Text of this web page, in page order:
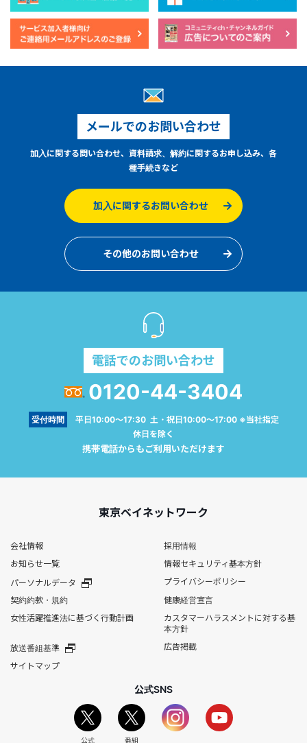
メールでのお問い合わせ
加入に関する問い合わせ、資料請求、解約に関するお申し込み、各
種手続きなど
加入に関するお問い合わせ
その他のお問い合わせ
電話でのお問い合わせ
0120-44-3404
受付時間
平日10:00～17:30 土・祝日10:00～17:00 ※当社指定
休日を除く
携帯電話からもご利用いただけます
東京ベイネットワーク
会社情報
採用情報
お知らせ一覧
情報セキュリティ基本方針
パーソナルデータ
プライバシーポリシー
契約約款・規約
健康経営宣言
女性活躍推進法に基づく行動計画
カスタマーハラスメントに対する基
本方針
放送番組基準
広告掲載
サイトマップ
公式SNS
公式 番組